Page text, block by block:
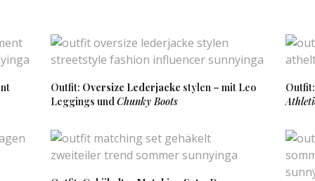
07/08/expesive-and-simple/
Mules gefallen mir sehr gut :-*
Outfit: Oversize Lederjacke stylen – mit Leo
Leggings undChunky Boots